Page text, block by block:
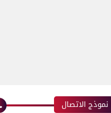
نموذج الاتصال